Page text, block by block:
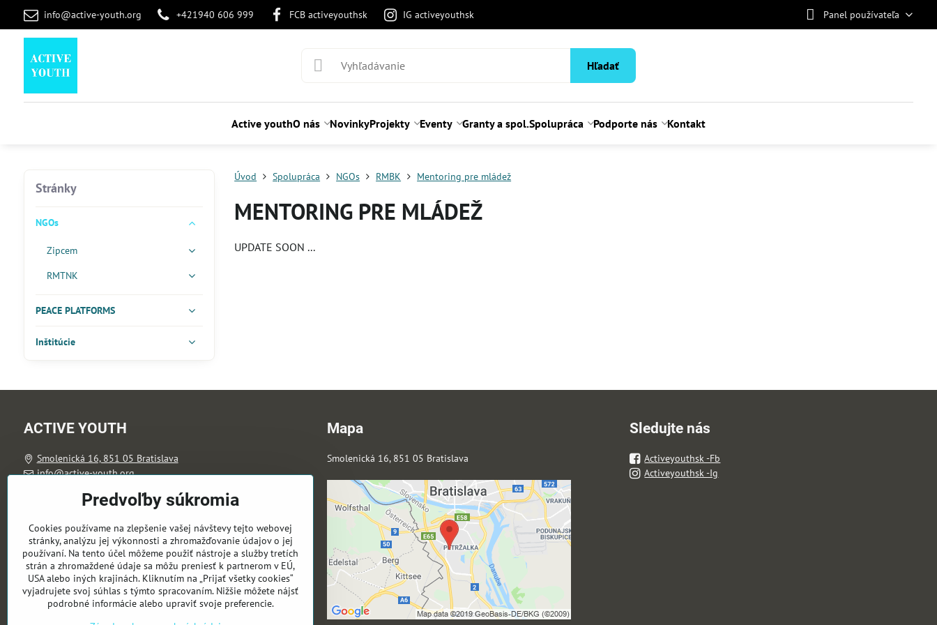
info@active-youth.org +421940 606 999 FCB activeyouthsk IG activeyouthsk Panel používateľa
Hľadať
Active youthO nás NovinkyProjekty Eventy Granty a spol.Spolupráca Podporte nás Kontakt
Úvod Spolupráca NGOs RMBK Mentoring pre mládež
MENTORING PRE MLÁDEŽ
UPDATE SOON ...
Stránky
NGOs
Zipcem
RMTNK
PEACE PLATFORMS
Inštitúcie
ACTIVE YOUTH
Smolenická 16, 851 05 Bratislava
info@active-youth.org
Mapa
Smolenická 16, 851 05 Bratislava
Sledujte nás
Activeyouthsk -Fb
Activeyouthsk -Ig
Predvoľby súkromia
Cookies používame na zlepšenie vašej návštevy tejto webovej
stránky, analýzu jej výkonnosti a zhromažďovanie údajov o jej
používaní. Na tento účel môžeme použiť nástroje a služby tretích
strán a zhromaždené údaje sa môžu preniesť k partnerom v EÚ,
USA alebo iných krajinách. Kliknutím na „Prijať všetky cookies“
vyjadrujete svoj súhlas s týmto spracovaním. Nižšie môžete nájsť
podrobné informácie alebo upraviť svoje preferencie.